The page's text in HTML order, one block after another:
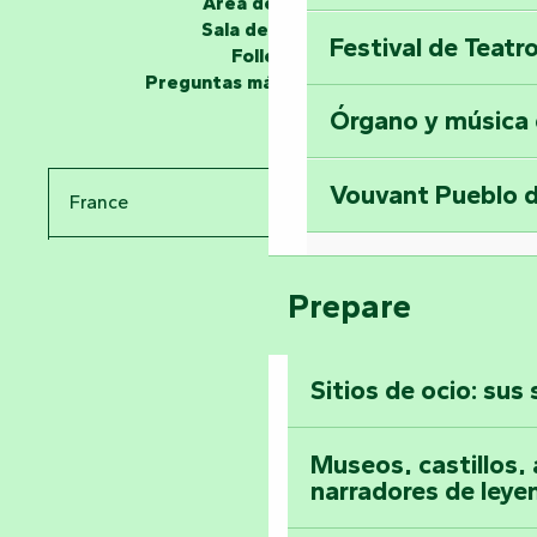
Desvela los
Viaje en el
Suba a lo alto de
Festival de
Órgano y
Vouvant Pueblo
Toda la agenda
Prepare
Sitios de ocio: sus
Museos, castillos,
narradores de
Sala de prensa
Folletos
Preguntas más frecuentes
France